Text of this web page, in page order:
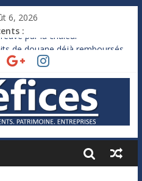
6, 2026
:
par la chaleur
de douane déjà remboursés
sur l’impôt
touche presque rien